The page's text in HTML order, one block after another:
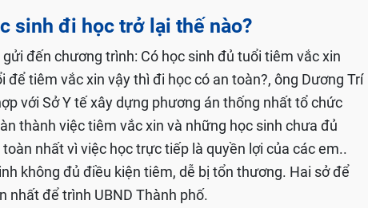
sinh đi học trở lại thế nào?
đến chương trình: Có học sinh đủ tuổi tiêm vắc xin
để tiêm vắc xin vậy thì đi học có an toàn?, ông Dương Trí
với Sở Y tế xây dựng phương án thống nhất tổ chức
thành việc tiêm vắc xin và những học sinh chưa đủ
nhất vì việc học trực tiếp là quyền lợi của các em..
không đủ điều kiện tiêm, dễ bị tổn thương. Hai sở để
nhất để trình UBND Thành phố.